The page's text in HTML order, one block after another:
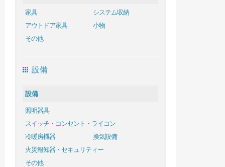
家具
システム収納
アウトドア家具
小物
その他
設備
設備
照明器具
スイッチ・コンセント・ライコン
冷暖房機器
換気設備
火災報知器・セキュリティー
その他